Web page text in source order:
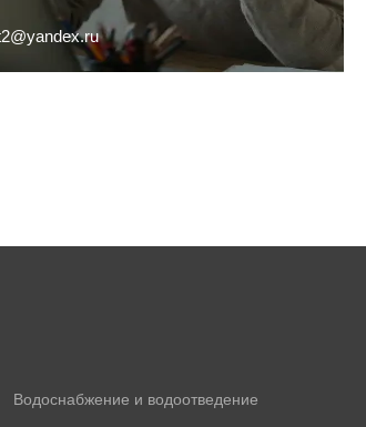
Водоснабжение и водоотведение